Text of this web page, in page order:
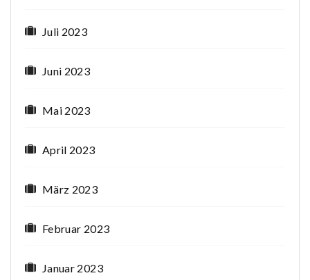
Juli 2023
Juni 2023
Mai 2023
April 2023
März 2023
Februar 2023
Januar 2023